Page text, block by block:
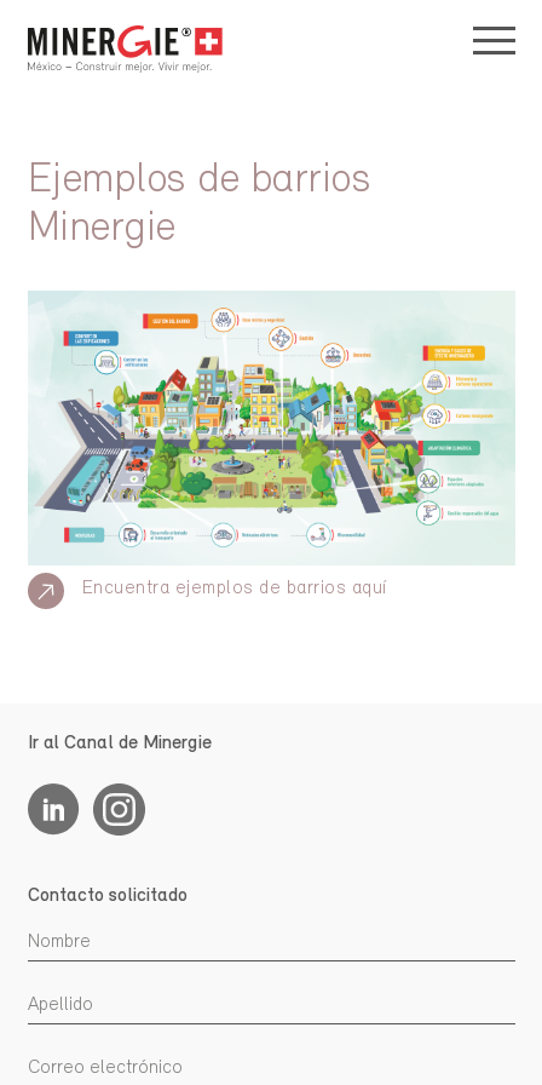
Ejemplos de barrios
Minergie
Encuentra ejemplos de barrios aquí
Ir al Canal de Minergie
Contacto solicitado